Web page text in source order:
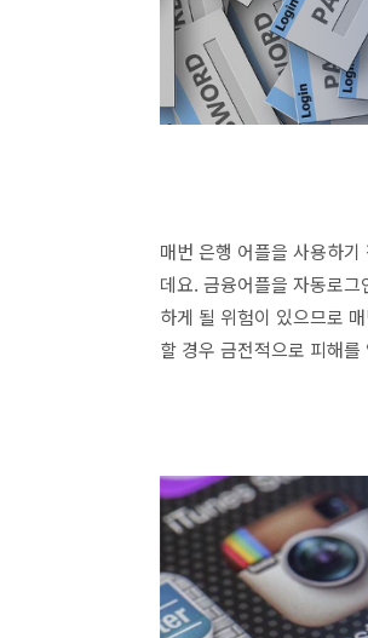
매번 은행 어플을 사용하
데요. 금융어플을 자동로
하게 될 위험이 있으므로
할 경우 금전적으로 피해